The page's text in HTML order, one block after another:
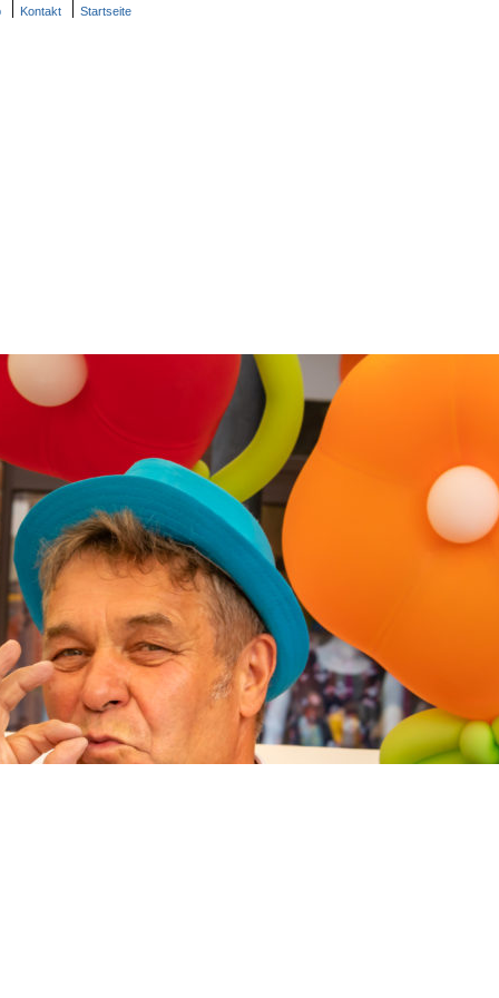
Startseite
Kontakt